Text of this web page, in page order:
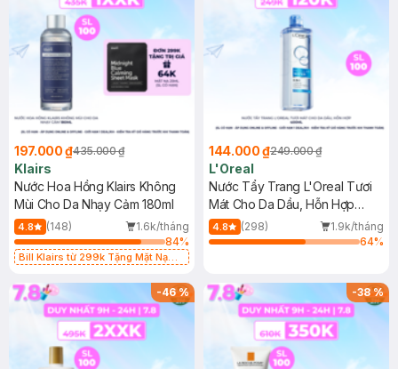
197.000 ₫435.000 ₫
Klairs
Nước Hoa Hồng Klairs Không
Mùi Cho Da Nhạy Cảm 180ml
4.8 (148)
1.6k/tháng
84%
Bill Klairs từ 299k Tặng Mặt Nạ
25ml (SL Có Hạn)
144.000 ₫249.000 ₫
L'Oreal
Nước Tẩy Trang L'Oreal Tươi
Mát Cho Da Dầu, Hỗn Hợp
400ml
4.8 (298)
1.9k/tháng
64%
-46% -38%